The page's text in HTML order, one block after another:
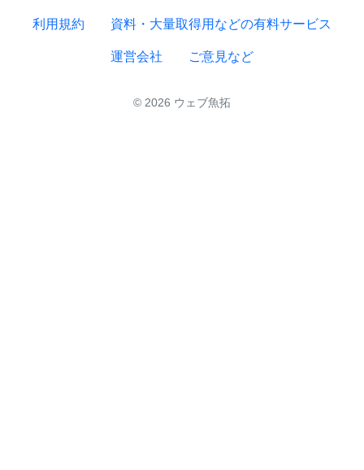
利用規約 資料・大量取得用などの有料サービス
運営会社 ご意見など
© 2026 ウェブ魚拓